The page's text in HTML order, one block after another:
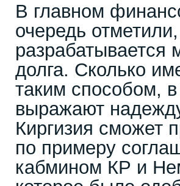
В главном
очередь
разрабатывается
долга. Сколько
таким способом,
выражают
Киргизия сможет
по примеру
кабмином КР и